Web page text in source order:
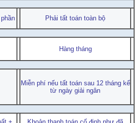
Phải tất toán toàn bộ
Hàng tháng
Miễn phí nếu tất toán sau 12 tháng kể
từ ngày giải ngân